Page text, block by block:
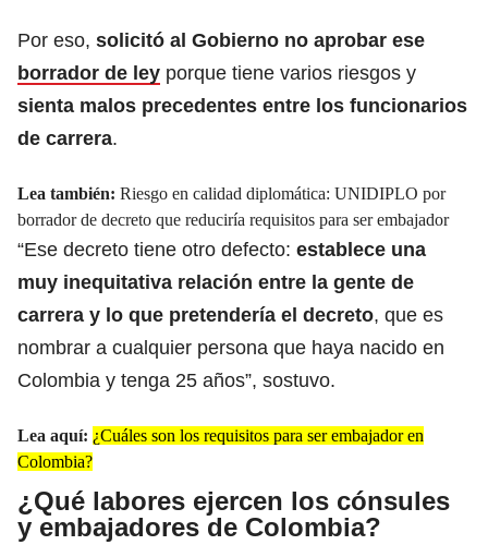
Por eso, solicitó al Gobierno no aprobar ese
borrador de ley porque tiene varios riesgos y
sienta malos precedentes entre los funcionarios
de carrera.
Lea también: Riesgo en calidad diplomática: UNIDIPLO por
borrador de decreto que reduciría requisitos para ser embajador
“Ese decreto tiene otro defecto: establece una
muy inequitativa relación entre la gente de
carrera y lo que pretendería el decreto, que es
nombrar a cualquier persona que haya nacido en
Colombia y tenga 25 años”, sostuvo.
Lea aquí: ¿Cuáles son los requisitos para ser embajador en
Colombia?
¿Qué labores ejercen los cónsules
y embajadores de Colombia?